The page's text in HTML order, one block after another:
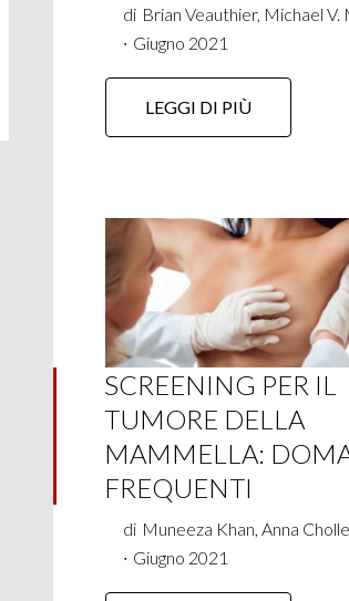
di Brian Veauthier, Michael V.
∙ Giugno 2021
LEGGI DI PIÙ
SCREENING PER IL
TUMORE DELLA
MAMMELLA:
FREQUENTI
di Muneeza Khan, Anna
∙ Giugno 2021